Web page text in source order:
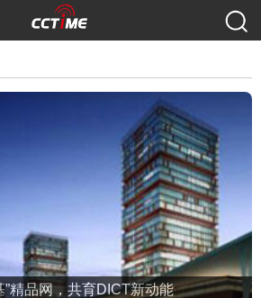
”精品网，共育DICT新动能